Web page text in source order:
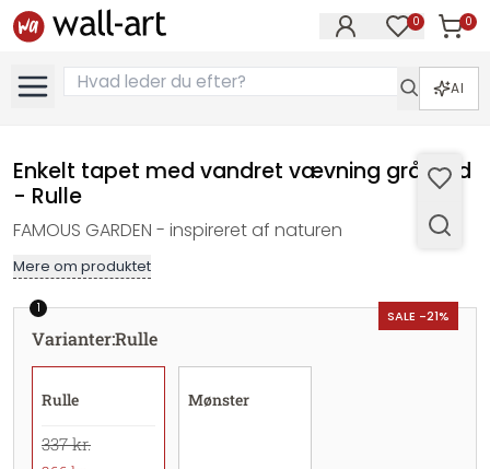
0 0
Varer
AI
Enkelt tapet med vandret vævning grå hvid
- Rulle
FAMOUS GARDEN - inspireret af naturen
Mere om produktet
SALE -21%
1
Varianter:Rulle
Rulle
337 kr.
Mønster